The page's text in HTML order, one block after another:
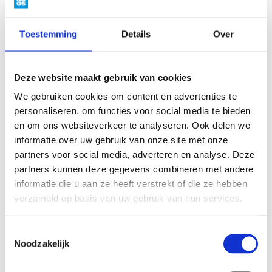
Toestemming Details Over
Deze website maakt gebruik van cookies
We gebruiken cookies om content en advertenties te
personaliseren, om functies voor social media te bieden
en om ons websiteverkeer te analyseren. Ook delen we
informatie over uw gebruik van onze site met onze
partners voor social media, adverteren en analyse. Deze
partners kunnen deze gegevens combineren met andere
informatie die u aan ze heeft verstrekt of die ze hebben
verzameld op basis van uw gebruik van hun services.
Noodzakelijk
Verlengde en flexibele opvang
Op meerdere locaties kun je kiezen voor een latere eindtijd,
tot wel 19:00 uur. Dat is handig als je als ouder lange dagen
maakt. We kunnen zelf zorgen voor een lekkere en gezonde
Een uitkomst voor ouders met onregelmatige werktijden: